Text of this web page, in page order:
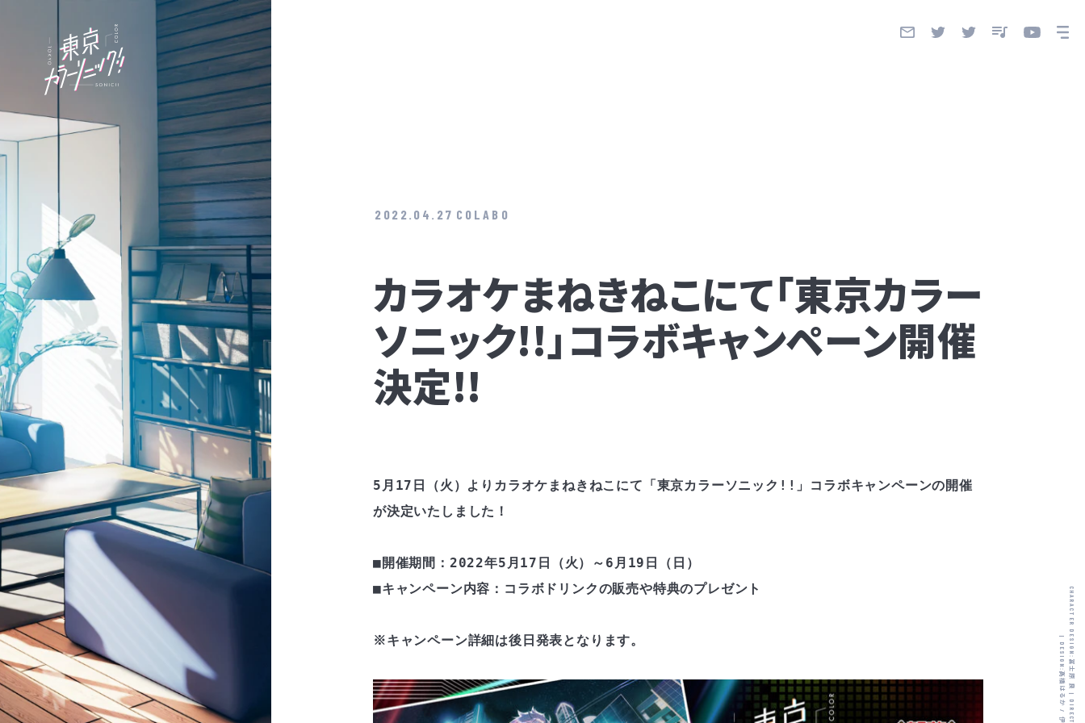
2022.04.27 COLABO
カラオケまねきねこにて「東京カラー
ソニック!!」コラボキャンペーン開催
決定!!
5月17日（火）よりカラオケまねきねこにて「東京カラーソニック!!」コラボキャンペーンの開催
が決定いたしました！
■開催期間：2022年5月17日（火）～6月19日（日）
■キャンペーン内容：コラボドリンクの販売や特典のプレゼント
※キャンペーン詳細は後日発表となります。 CHARACTER DESIGN:
冨士原 良
|
|
DESIGN:
髙橋はるか
/